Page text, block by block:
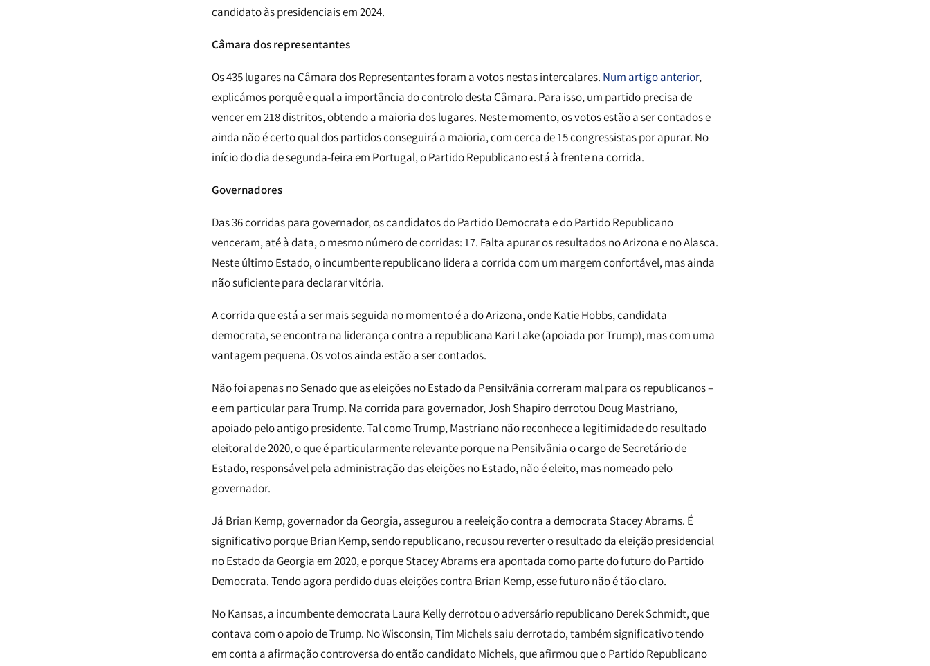
candidato às presidenciais em 2024.
Câmara dos representantes
Os 435 lugares na Câmara dos Representantes foram a votos nestas intercalares. Num artigo anterior,
explicámos porquê e qual a importância do controlo desta Câmara. Para isso, um partido precisa de
vencer em 218 distritos, obtendo a maioria dos lugares. Neste momento, os votos estão a ser contados e
ainda não é certo qual dos partidos conseguirá a maioria, com cerca de 15 congressistas por apurar. No
início do dia de segunda-feira em Portugal, o Partido Republicano está à frente na corrida.
Governadores
Das 36 corridas para governador, os candidatos do Partido Democrata e do Partido Republicano
venceram, até à data, o mesmo número de corridas: 17. Falta apurar os resultados no Arizona e no Alasca.
Neste último Estado, o incumbente republicano lidera a corrida com um margem confortável, mas ainda
não suficiente para declarar vitória.
A corrida que está a ser mais seguida no momento é a do Arizona, onde Katie Hobbs, candidata
democrata, se encontra na liderança contra a republicana Kari Lake (apoiada por Trump), mas com uma
vantagem pequena. Os votos ainda estão a ser contados.
Não foi apenas no Senado que as eleições no Estado da Pensilvânia correram mal para os republicanos –
e em particular para Trump. Na corrida para governador, Josh Shapiro derrotou Doug Mastriano,
apoiado pelo antigo presidente. Tal como Trump, Mastriano não reconhece a legitimidade do resultado
eleitoral de 2020, o que é particularmente relevante porque na Pensilvânia o cargo de Secretário de
Estado, responsável pela administração das eleições no Estado, não é eleito, mas nomeado pelo
governador.
Já Brian Kemp, governador da Georgia, assegurou a reeleição contra a democrata Stacey Abrams. É
significativo porque Brian Kemp, sendo republicano, recusou reverter o resultado da eleição presidencial
no Estado da Georgia em 2020, e porque Stacey Abrams era apontada como parte do futuro do Partido
Democrata. Tendo agora perdido duas eleições contra Brian Kemp, esse futuro não é tão claro.
No Kansas, a incumbente democrata Laura Kelly derrotou o adversário republicano Derek Schmidt, que
contava com o apoio de Trump. No Wisconsin, Tim Michels saiu derrotado, também significativo tendo
em conta a afirmação controversa do então candidato Michels, que afirmou que o Partido Republicano